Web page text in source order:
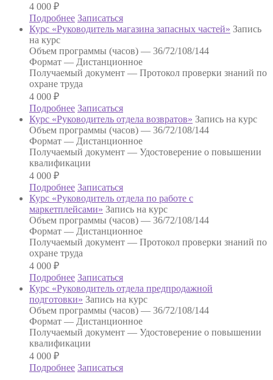
4 000 ₽
Подробнее Записаться
Курс «Руководитель магазина запасных частей» Запись
на курс
Объем программы (часов) — 36/72/108/144
Формат — Дистанционное
Получаемый документ — Протокол проверки знаний по
охране труда
4 000 ₽
Подробнее Записаться
Курс «Руководитель отдела возвратов» Запись на курс
Объем программы (часов) — 36/72/108/144
Формат — Дистанционное
Получаемый документ — Удостоверение о повышении
квалификации
4 000 ₽
Подробнее Записаться
Курс «Руководитель отдела по работе с
маркетплейсами» Запись на курс
Объем программы (часов) — 36/72/108/144
Формат — Дистанционное
Получаемый документ — Протокол проверки знаний по
охране труда
4 000 ₽
Подробнее Записаться
Курс «Руководитель отдела предпродажной
подготовки» Запись на курс
Объем программы (часов) — 36/72/108/144
Формат — Дистанционное
Получаемый документ — Удостоверение о повышении
квалификации
4 000 ₽
Подробнее Записаться